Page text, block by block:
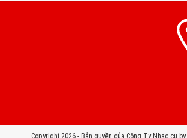
Copyright 2026 - Bản quyền của Công Ty Nhạc cụ by